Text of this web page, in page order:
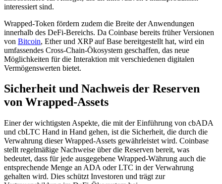
interessiert sind.
Wrapped-Token fördern zudem die Breite der Anwendungen
innerhalb des DeFi-Bereichs. Da Coinbase bereits früher Versionen
von Bitcoin, Ether und XRP auf Base bereitgestellt hat, wird ein
umfassendes Cross-Chain-Ökosystem geschaffen, das neue
Möglichkeiten für die Interaktion mit verschiedenen digitalen
Vermögenswerten bietet.
Sicherheit und Nachweis der Reserven
von Wrapped-Assets
Einer der wichtigsten Aspekte, die mit der Einführung von cbADA
und cbLTC Hand in Hand gehen, ist die Sicherheit, die durch die
Verwahrung dieser Wrapped-Assets gewährleistet wird. Coinbase
stellt regelmäßige Nachweise über die Reserven bereit, was
bedeutet, dass für jede ausgegebene Wrapped-Währung auch die
entsprechende Menge an ADA oder LTC in der Verwahrung
gehalten wird. Dies schützt Investoren und trägt zur